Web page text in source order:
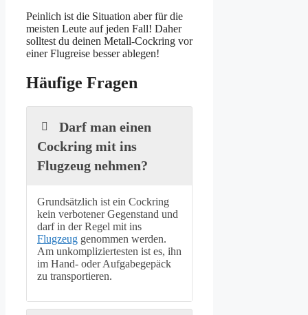
Peinlich ist die Situation aber für die
meisten Leute auf jeden Fall! Daher
solltest du deinen Metall-Cockring vor
einer Flugreise besser ablegen!
Häufige Fragen
Darf man einen
Cockring mit ins
Flugzeug nehmen?
Grundsätzlich ist ein Cockring
kein verbotener Gegenstand und
darf in der Regel mit ins
Flugzeug genommen werden.
Am unkompliziertesten ist es, ihn
im Hand- oder Aufgabegepäck
zu transportieren.